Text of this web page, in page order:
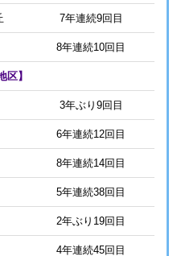
7年連続9回目
8年連続10回目
区】
3年ぶり9回目
6年連続12回目
8年連続14回目
5年連続38回目
2年ぶり19回目
4年連続45回目